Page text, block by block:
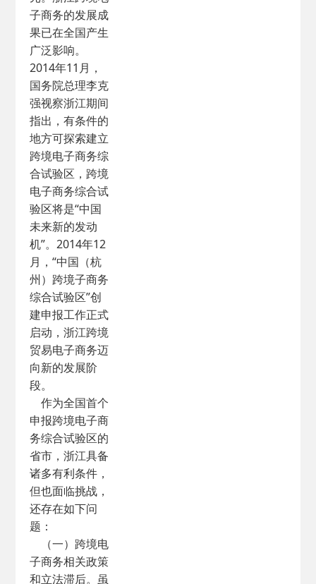
子商务的发展成
果已在全国产生
广泛影响。
2014年11月，
国务院总理李克
强视察浙江期间
指出，有条件的
地方可探索建立
跨境电子商务综
合试验区，跨境
电子商务综合试
验区将是“中国
未来新的发动
机”。2014年12
月，“中国（杭
州）跨境子商务
综合试验区”创
建申报工作正式
启动，浙江跨境
贸易电子商务迈
向新的发展阶
段。
作为全国首个
申报跨境电子商
务综合试验区的
省市，浙江具备
诸多有利条件，
但也面临挑战，
还存在如下问
题：
（一）跨境电
子商务相关政策
和立法滞后。虽